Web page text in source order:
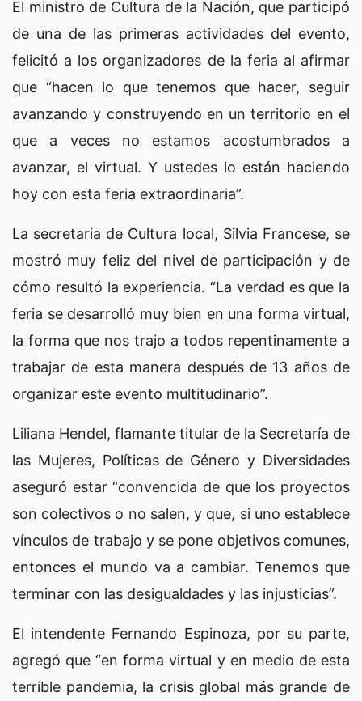
El ministro de Cultura de la Nación, que participó
de una de las primeras actividades del evento,
felicitó a los organizadores de la feria al afirmar
que “hacen lo que tenemos que hacer, seguir
avanzando y construyendo en un territorio en el
que a veces no estamos acostumbrados a
avanzar, el virtual. Y ustedes lo están haciendo
hoy con esta feria extraordinaria”.
La secretaria de Cultura local, Silvia Francese, se
mostró muy feliz del nivel de participación y de
cómo resultó la experiencia. “La verdad es que la
feria se desarrolló muy bien en una forma virtual,
la forma que nos trajo a todos repentinamente a
trabajar de esta manera después de 13 años de
organizar este evento multitudinario”.
Liliana Hendel, flamante titular de la Secretaría de
las Mujeres, Políticas de Género y Diversidades
aseguró estar “convencida de que los proyectos
son colectivos o no salen, y que, si uno establece
vínculos de trabajo y se pone objetivos comunes,
entonces el mundo va a cambiar. Tenemos que
terminar con las desigualdades y las injusticias”.
El intendente Fernando Espinoza, por su parte,
agregó que “en forma virtual y en medio de esta
terrible pandemia, la crisis global más grande de